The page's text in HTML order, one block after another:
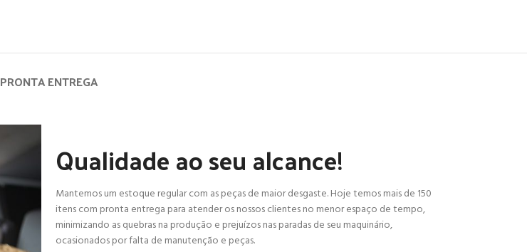
PRONTA ENTREGA
Qualidade ao seu alcance!
Mantemos um estoque regular com as peças de maior desgaste. Hoje temos mais de 150
itens com pronta entrega para atender os nossos clientes no menor espaço de tempo,
minimizando as quebras na produção e prejuízos nas paradas de seu maquinário,
ocasionados por falta de manutenção e peças.